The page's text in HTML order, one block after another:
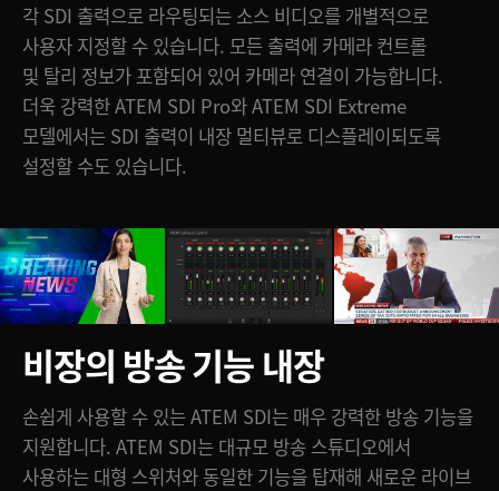
각 SDI 출력으로 라우팅되는 소스 비디오를 개별적으로
사용자 지정할 수 있습니다. 모든 출력에 카메라 컨트롤
및 탈리 정보가 포함되어 있어 카메라 연결이 가능합니다.
더욱 강력한 ATEM SDI Pro와 ATEM SDI Extreme
모델에서는 SDI 출력이 내장 멀티뷰로 디스플레이되도록
설정할 수도 있습니다.
비장의 방송 기능 내장
손쉽게 사용할 수 있는 ATEM SDI는 매우 강력한 방송 기능을
지원합니다. ATEM SDI는 대규모 방송 스튜디오에서
사용하는 대형 스위처와 동일한 기능을 탑재해 새로운 라이브